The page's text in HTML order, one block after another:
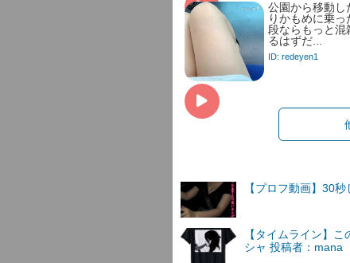
公園から移動し
りかもめに乗っ
段ならもっと混
るはずだ...
ID: redeyen1
【プロフ動画】30
【タイムライン】
シャ 投稿者：mana